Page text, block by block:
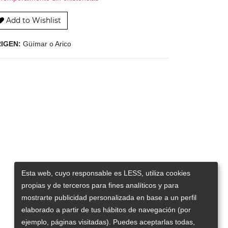
Add to Wishlist
Güímar o Arico
Esta web, cuyo responsable es LESS, utiliza cookies
propias y de terceros para fines analíticos y para
mostrarte publicidad personalizada en base a un perfil
elaborado a partir de tus hábitos de navegación (por
ejemplo, páginas visitadas). Puedes aceptarlas todas,